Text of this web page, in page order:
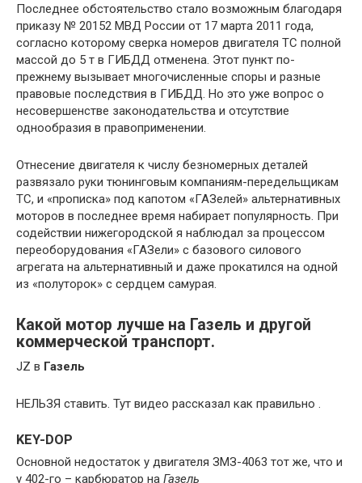
Последнее обстоятельство стало возможным благодаря
приказу № 20152 МВД России от 17 марта 2011 года,
согласно которому сверка номеров двигателя ТС полной
массой до 5 т в ГИБДД отменена. Этот пункт по-
прежнему вызывает многочисленные споры и разные
правовые последствия в ГИБДД. Но это уже вопрос о
несовершенстве законодательства и отсутствие
однообразия в правоприменении.
Отнесение двигателя к числу безномерных деталей
развязало руки тюнинговым компаниям-передельщикам
ТС, и «прописка» под капотом «ГАЗелей» альтернативных
моторов в последнее время набирает популярность. При
содействии нижегородской я наблюдал за процессом
переоборудования «ГАЗели» с базового силового
агрегата на альтернативный и даже прокатился на одной
из «полуторок» с сердцем самурая.
Какой мотор лучше на Газель и другой
коммерческой транспорт.
JZ в Газель
НЕЛЬЗЯ ставить. Тут видео рассказал как правильно .
KEY-DOP
Основной недостаток у двигателя ЗМЗ-4063 тот же, что и
у 402-го – карбюратор на Газель